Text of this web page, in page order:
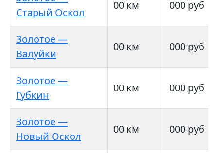
Старый Оскол
00 км 000 руб
Золотое —
Валуйки
00 км 000 руб
Золотое —
Губкин
00 км 000 руб
Золотое —
Новый Оскол
00 км 000 руб